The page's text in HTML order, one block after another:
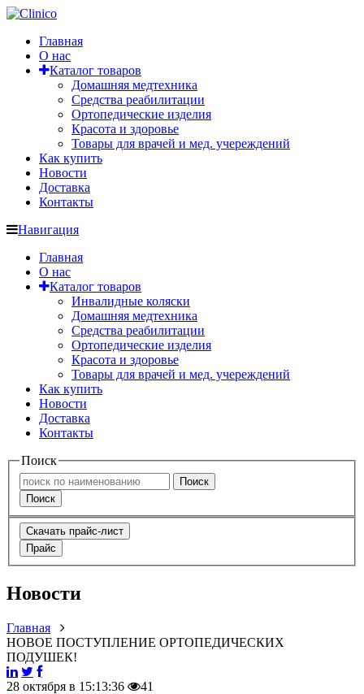
Главная
О нас
Каталог товаров
Домашняя медтехника
Средства реабилитации
Ортопедические изделия
Красота и здоровье
Товары для врачей и мед. учереждений
Как купить
Новости
Доставка
Контакты
Навигация
Главная
О нас
Каталог товаров
Инвалидные коляски
Домашняя медтехника
Средства реабилитации
Ортопедические изделия
Красота и здоровье
Товары для врачей и мед. учереждений
Как купить
Новости
Доставка
Контакты
Поиск
Поиск
Поиск
Скачать прайс-лист
Прайс
Новости
Главная
НОВОЕ ПОСТУПЛЕНИЕ ОРТОПЕДИЧЕСКИХ
ПОДУШЕК!
28 октября в 15:13:36 41